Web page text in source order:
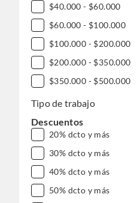
$40.000 - $60.000
$60.000 - $100.000
$100.000 - $200.000
$200.000 - $350.000
$350.000 - $500.000
$500.000 - $1.000.000
DESDE $1.000.000
Tipo de trabajo
Descuentos
20% dcto y más
30% dcto y más
40% dcto y más
50% dcto y más